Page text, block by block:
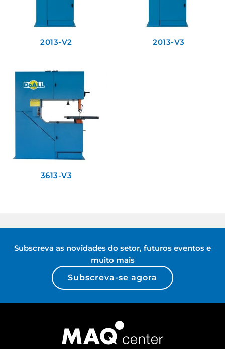
2013-V2 2013-V3
3613-V3
Subscreva as novidades do setor, futuros eventos e
muito mais
Subscreva-se agora